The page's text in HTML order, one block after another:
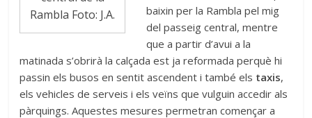
Rambla Foto: J.A.
baixin per la Rambla pel mig
del passeig central, mentre
que a partir d’avui a la
matinada s’obrirà la calçada est ja reformada perquè hi
passin els busos en sentit ascendent i també els taxis,
els vehicles de serveis i els veïns que vulguin accedir als
pàrquings. Aquestes mesures permetran començar a